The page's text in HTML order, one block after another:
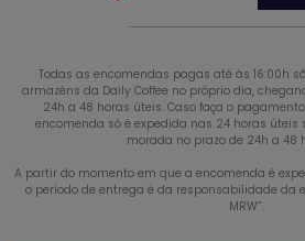
Todas as encomendas pagas até às 16:00h
armazéns da Daily Coffee no próprio dia,
24h a 48 horas úteis. Caso faça o
encomenda só é expedida nas 24 horas úteis
morada no prazo de 24h a 48
A partir do momento em que a encomenda é
o período de entrega é da responsabilidade da
MRW”.